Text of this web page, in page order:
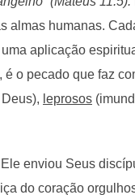
almas humanas.
aplicação
o pecado que faz
leprosos
enviou Seus
do coração